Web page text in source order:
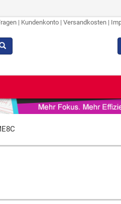
| Kundenkonto | Versandkosten |